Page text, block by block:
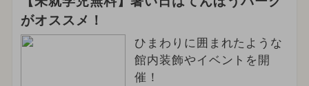
がオススメ！
ひまわりに囲まれたような
館内装飾やイベントを開
催！